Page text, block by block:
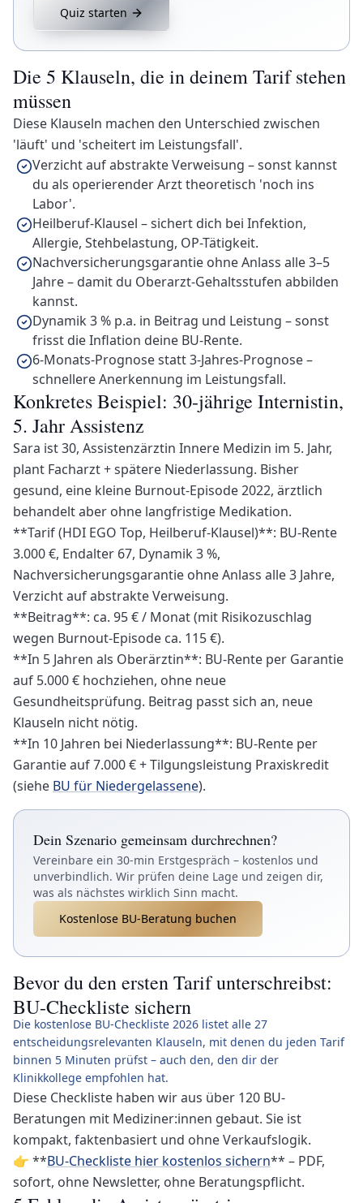
Quiz starten
Die 5 Klauseln, die in deinem Tarif stehen
müssen
Diese Klauseln machen den Unterschied zwischen
'läuft' und 'scheitert im Leistungsfall'.
Verzicht auf abstrakte Verweisung – sonst kannst
du als operierender Arzt theoretisch 'noch ins
Labor'.
Heilberuf-Klausel – sichert dich bei Infektion,
Allergie, Stehbelastung, OP-Tätigkeit.
Nachversicherungsgarantie ohne Anlass alle 3–5
Jahre – damit du Oberarzt-Gehaltsstufen abbilden
kannst.
Dynamik 3 % p.a. in Beitrag und Leistung – sonst
frisst die Inflation deine BU-Rente.
6-Monats-Prognose statt 3-Jahres-Prognose –
schnellere Anerkennung im Leistungsfall.
Konkretes Beispiel: 30-jährige Internistin,
5. Jahr Assistenz
Sara ist 30, Assistenzärztin Innere Medizin im 5. Jahr,
plant Facharzt + spätere Niederlassung. Bisher
gesund, eine kleine Burnout-Episode 2022, ärztlich
behandelt aber ohne langfristige Medikation.
**Tarif (HDI EGO Top, Heilberuf-Klausel)**: BU-Rente
3.000 €, Endalter 67, Dynamik 3 %,
Nachversicherungsgarantie ohne Anlass alle 3 Jahre,
Verzicht auf abstrakte Verweisung.
**Beitrag**: ca. 95 € / Monat (mit Risikozuschlag
wegen Burnout-Episode ca. 115 €).
**In 5 Jahren als Oberärztin**: BU-Rente per Garantie
auf 5.000 € hochziehen, ohne neue
Gesundheitsprüfung. Beitrag passt sich an, neue
Klauseln nicht nötig.
**In 10 Jahren bei Niederlassung**: BU-Rente per
Garantie auf 7.000 € + Tilgungsleistung Praxiskredit
(siehe BU für Niedergelassene).
Dein Szenario gemeinsam durchrechnen?
Vereinbare ein 30-min Erstgespräch – kostenlos und
unverbindlich. Wir prüfen deine Lage und zeigen dir,
was als nächstes wirklich Sinn macht.
Kostenlose BU-Beratung buchen
Bevor du den ersten Tarif unterschreibst:
BU-Checkliste sichern
Die kostenlose BU-Checkliste 2026 listet alle 27
entscheidungsrelevanten Klauseln, mit denen du jeden Tarif
binnen 5 Minuten prüfst – auch den, den dir der
Klinikkollege empfohlen hat.
Diese Checkliste haben wir aus über 120 BU-
Beratungen mit Mediziner:innen gebaut. Sie ist
kompakt, faktenbasiert und ohne Verkaufslogik.
👉 **BU-Checkliste hier kostenlos sichern** – PDF,
sofort, ohne Newsletter, ohne Beratungspflicht.